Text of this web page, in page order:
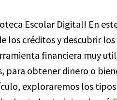
Escolar Digital! En
los créditos y descubrir
financiera muy
para obtener dinero o
exploraremos los